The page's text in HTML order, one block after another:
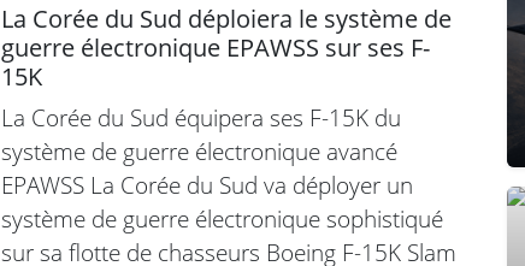
La Corée du Sud déploiera le système de
guerre électronique EPAWSS sur ses F-
15K
La Corée du Sud équipera ses F-15K du
système de guerre électronique avancé
EPAWSS La Corée du Sud va déployer un
système de guerre électronique sophistiqué
sur sa flotte de chasseurs Boeing F-15K Slam